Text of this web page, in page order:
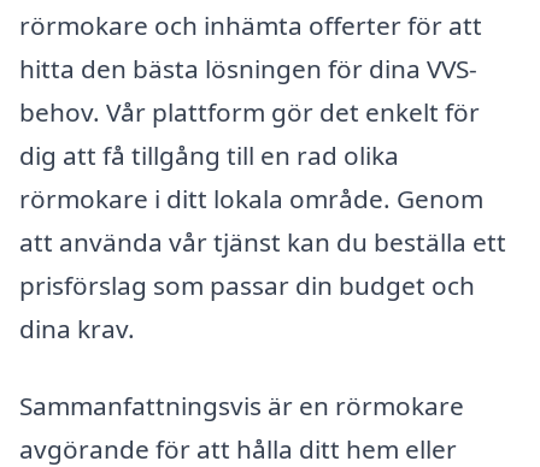
rörmokare och inhämta offerter för att
hitta den bästa lösningen för dina VVS-
behov. Vår plattform gör det enkelt för
dig att få tillgång till en rad olika
rörmokare i ditt lokala område. Genom
att använda vår tjänst kan du beställa ett
prisförslag som passar din budget och
dina krav.
Sammanfattningsvis är en rörmokare
avgörande för att hålla ditt hem eller